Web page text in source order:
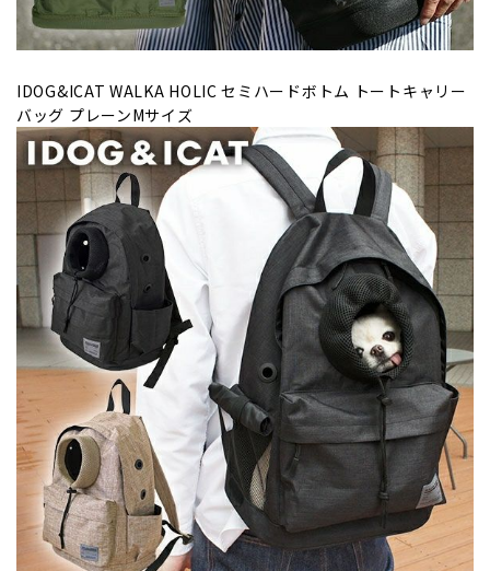
IDOG&ICAT WALKA HOLIC セミハードボトム トートキャリー
バッグ プレーンMサイズ